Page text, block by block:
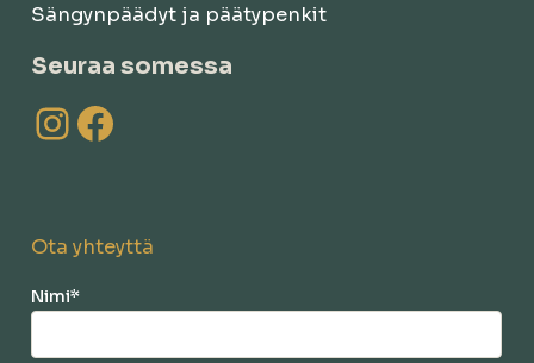
Sängynpäädyt ja päätypenkit
Seuraa somessa
Instagram
Facebook
Ota yhteyttä
Nimi*